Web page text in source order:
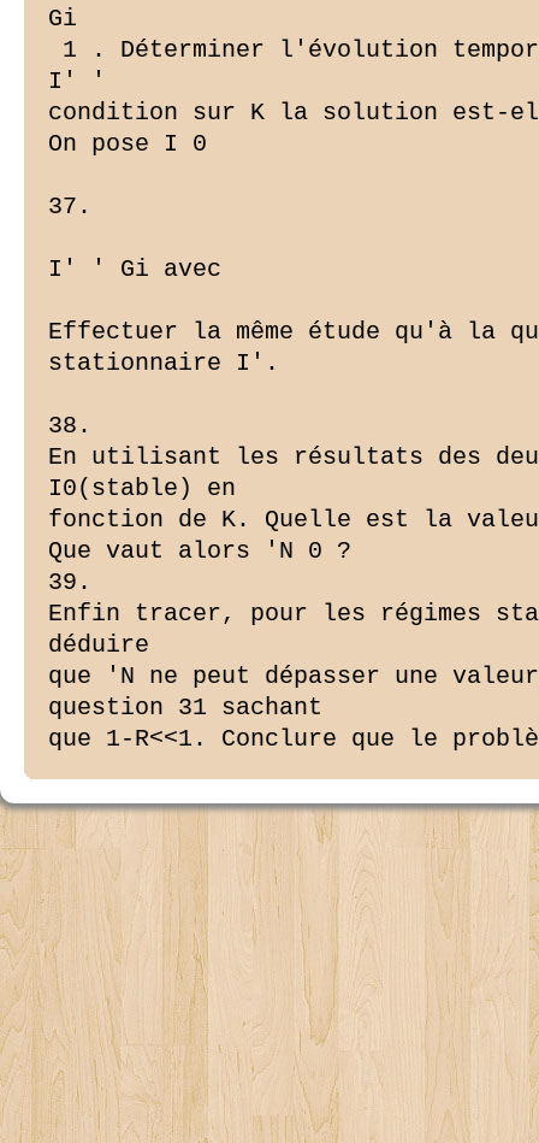
Gi
1 . Déterminer l'évolution
I' '
condition sur K la solution est-
On pose I 0
37.
I' ' Gi avec
Effectuer la même étude qu'à la
stationnaire I'.
38.
En utilisant les résultats des
I0(stable) en
fonction de K. Quelle est la
Que vaut alors 'N 0 ?
39.
Enfin tracer, pour les régimes
déduire
que 'N ne peut dépasser une
question 31 sachant
que 1-R<<1. Conclure que le